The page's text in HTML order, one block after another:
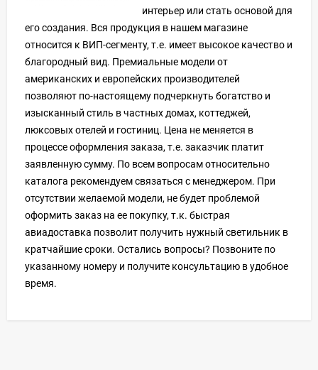
интерьер или стать основой для
его создания. Вся продукция в нашем магазине
относится к ВИП-сегменту, т.е. имеет высокое качество и
благородный вид. Премиальные модели от
американских и европейских производителей
позволяют по-настоящему подчеркнуть богатство и
изысканный стиль в частных домах, коттеджей,
люксовых отелей и гостиниц. Цена не меняется в
процессе оформления заказа, т.е. заказчик платит
заявленную сумму. По всем вопросам относительно
каталога рекомендуем связаться с менеджером. При
отсутствии желаемой модели, не будет проблемой
оформить заказ на ее покупку, т.к. быстрая
авиадоставка позволит получить нужный светильник в
кратчайшие сроки. Остались вопросы? Позвоните по
указанному номеру и получите консультацию в удобное
время.